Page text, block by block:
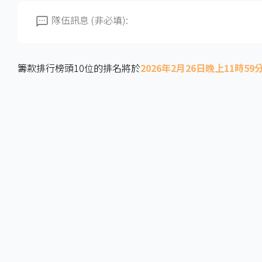
隊伍訊息 (非必填):
籌款排行榜頭10位的排名將於2026年2月26日晚上11時59